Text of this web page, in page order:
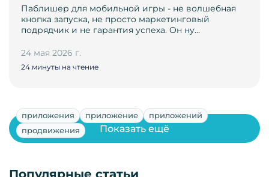
Паблишер для мобильной игры - не волшебная
кнопка запуска, не просто маркетинговый
подрядчик и не гарантия успеха. Он ну…
24 мая 2026 г.
24 минуты на чтение
приложения приложение
приложений
продвижения
Показать ещё